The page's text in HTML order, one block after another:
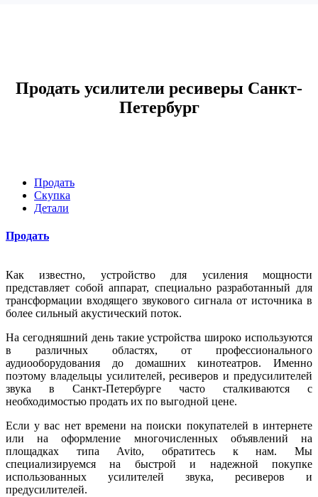
Продать усилители ресиверы Санкт-
Петербург
Продать
Скупка
Детали
Продать
Как известно, устройство для усиления мощности
представляет собой аппарат, специально разработанный для
трансформации входящего звукового сигнала от источника в
более сильный акустический поток.
На сегодняшний день такие устройства широко используются
в различных областях, от профессионального
аудиооборудования до домашних кинотеатров. Именно
поэтому владельцы усилителей, ресиверов и предусилителей
звука в Санкт-Петербурге часто сталкиваются с
необходимостью продать их по выгодной цене.
Если у вас нет времени на поиски покупателей в интернете
или на оформление многочисленных объявлений на
площадках типа Avito, обратитесь к нам. Мы
специализируемся на быстрой и надежной покупке
использованных усилителей звука, ресиверов и
предусилителей.